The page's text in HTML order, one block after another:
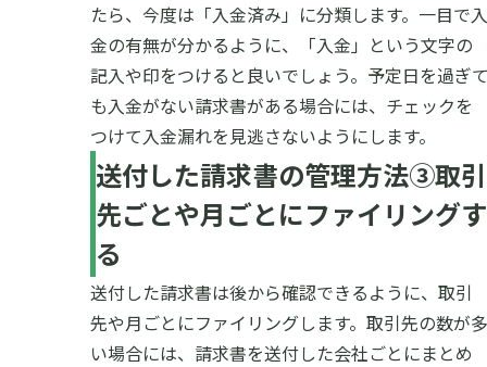
たら、今度は「入金済み」に分類します。一目で入
金の有無が分かるように、「入金」という文字の
記入や印をつけると良いでしょう。 予定日を過ぎ
も入金がない請求書がある場合には、チェックを
つけて入金漏れを見逃さないようにします。
送付した請求書の管理方法③取引
先ごとや月ごとにファイリングす
る
送付した請求書は後から確認できるように、取引
先や月ごとにファイリングします。取引先の数が多
い場合には、請求書を送付した会社ごとにまとめ